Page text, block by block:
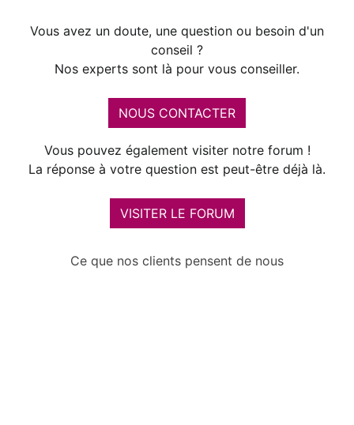
Vous avez un doute, une question ou besoin d'un
conseil ?
Nos experts sont là pour vous conseiller.
NOUS CONTACTER
Vous pouvez également visiter notre forum !
La réponse à votre question est peut-être déjà là.
VISITER LE FORUM
Ce que nos clients pensent de nous